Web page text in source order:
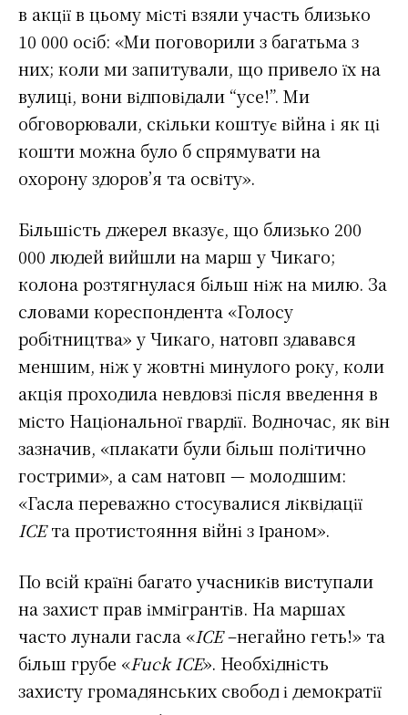
в акції в цьому місті взяли участь близько
10 000 осіб: «Ми поговорили з багатьма з
них; коли ми запитували, що привело їх на
вулиці, вони відповідали “усе!”. Ми
обговорювали, скільки коштує війна і як ці
кошти можна було б спрямувати на
охорону здоров’я та освіту».
Більшість джерел вказує, що близько 200
000 людей вийшли на марш у Чикаго;
колона розтягнулася більш ніж на милю. За
словами кореспондента «Голосу
робітництва» у Чикаго, натовп здавався
меншим, ніж у жовтні минулого року, коли
акція проходила невдовзі після введення в
місто Національної гвардії. Водночас, як він
зазначив, «плакати були більш політично
гострими», а сам натовп — молодшим:
«Гасла переважно стосувалися ліквідації
ICEта протистояння війні з Іраном».
По всій країні багато учасників виступали
на захист прав іммігрантів. На маршах
часто лунали гасла «ICE–негайно геть!» та
більш грубе «Fuck ICE». Необхідність
захисту громадянських свобод і демократії